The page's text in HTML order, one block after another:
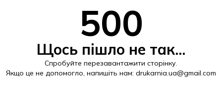
500
Щось пішло не так...
Спробуйте перезавантажити сторінку.
Якщо це не допомогло, напишіть нам: drukarnia.ua@gmail.com